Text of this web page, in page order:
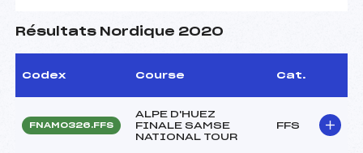
Résultats Nordique 2020
Codex Course Cat.
FNAM0326.FFS
ALPE D'HUEZ
FINALE SAMSE
NATIONAL TOUR
FFS